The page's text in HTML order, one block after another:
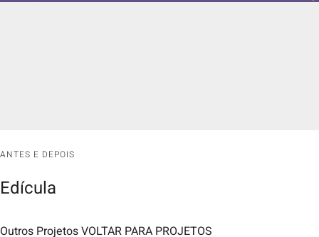
ANTES E DEPOIS
Edícula
Outros Projetos VOLTAR PARA PROJETOS